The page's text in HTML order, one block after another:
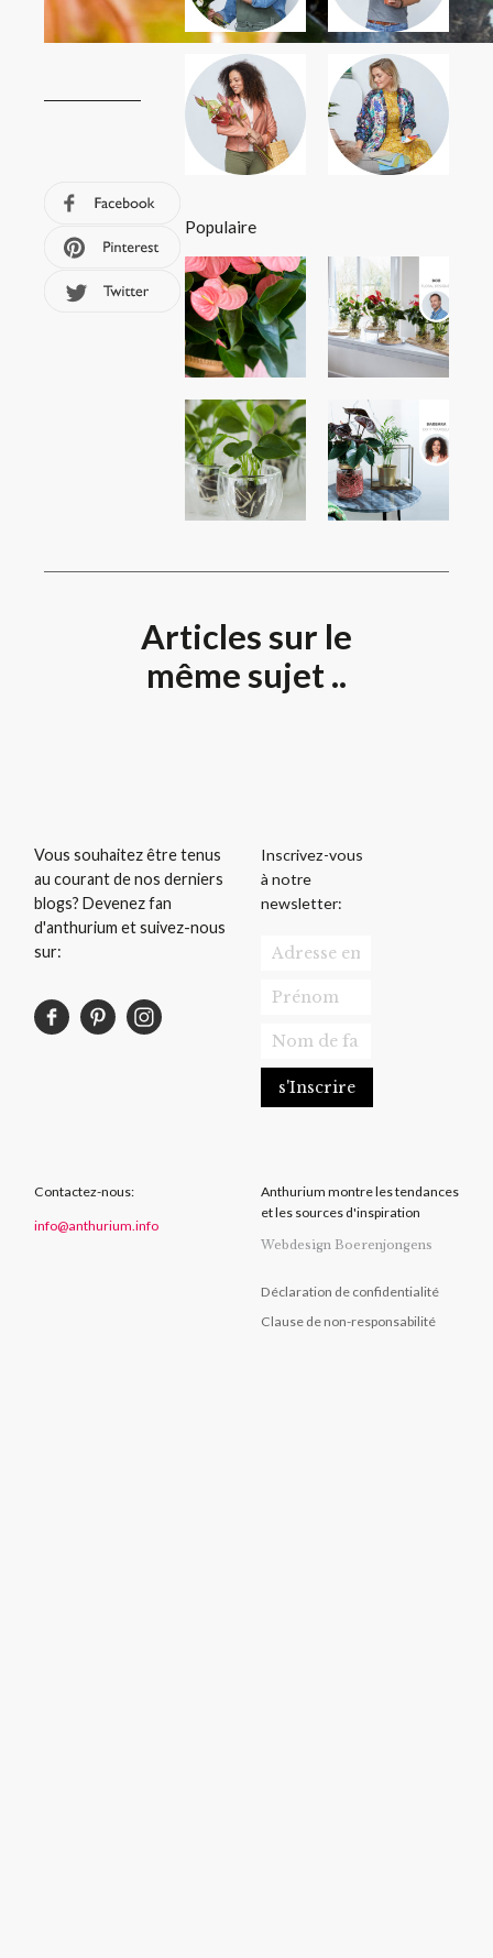
Populaire
Articles sur le
même sujet ..
Vous souhaitez être tenus
au courant de nos derniers
blogs? Devenez fan
d'anthurium et suivez-nous
sur:
Inscrivez-vous
à notre
newsletter:
Contactez-nous:
info@anthurium.info
Anthurium montre les tendances
et les sources d'inspiration
Webdesign Boerenjongens
Déclaration de confidentialité
Clause de non-responsabilité